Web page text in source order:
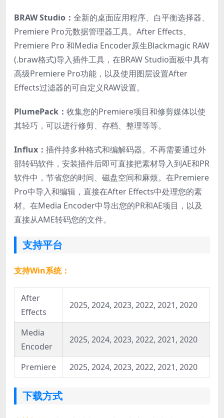
BRAW Studio： 全新的桌面应用程序、白平衡选择器、
Premiere Pro元数据管理器工具。After Effects、
Premiere Pro 和Media Encoder原生Blackmagic RAW
(.braw格式)导入插件工具，在BRAW Studio面板中具有
高级Premiere Pro功能，以及使用图层设置After
Effects过滤器的可自定义RAW设置。
PlumePack： 收集您的Premiere项目和修剪媒体以使
其轻巧，可以进行修剪、存档、整理等等。
Influx： 插件持多种格式和编解码器。不再需要通过外
部转码软件，安装插件后即可直接把素材导入到AE和PR
软件中，节省您的时间、磁盘空间和麻烦。在Premiere
Pro中导入和编辑，直接在After Effects中处理您的素
材。在Media Encoder中导出您的PR和AE项目，以及
直接从AME转码您的文件。
支持平台
支持Win系统：
After
Effects
2025, 2024, 2023, 2022, 2021, 2020
Media
Encoder
2025, 2024, 2023, 2022, 2021, 2020
Premiere 2025, 2024, 2023, 2022, 2021, 2020
下载方式